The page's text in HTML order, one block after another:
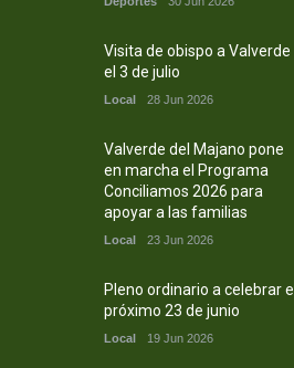
Visita de obispo a Valverde
el 3 de julio
Local 28 Jun 2026
Valverde del Majano pone
en marcha el Programa
Conciliamos 2026 para
apoyar a las familias
Local 23 Jun 2026
Pleno ordinario a celebrar el
próximo 23 de junio
Local 19 Jun 2026